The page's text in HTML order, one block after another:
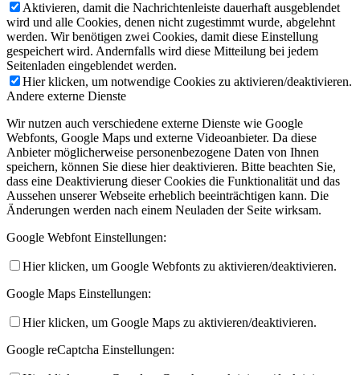
Aktivieren, damit die Nachrichtenleiste dauerhaft ausgeblendet
wird und alle Cookies, denen nicht zugestimmt wurde, abgelehnt
werden. Wir benötigen zwei Cookies, damit diese Einstellung
gespeichert wird. Andernfalls wird diese Mitteilung bei jedem
Seitenladen eingeblendet werden.
Hier klicken, um notwendige Cookies zu aktivieren/deaktivieren.
Andere externe Dienste
Wir nutzen auch verschiedene externe Dienste wie Google
Webfonts, Google Maps und externe Videoanbieter. Da diese
Anbieter möglicherweise personenbezogene Daten von Ihnen
speichern, können Sie diese hier deaktivieren. Bitte beachten Sie,
dass eine Deaktivierung dieser Cookies die Funktionalität und das
Aussehen unserer Webseite erheblich beeinträchtigen kann. Die
Änderungen werden nach einem Neuladen der Seite wirksam.
Google Webfont Einstellungen:
Hier klicken, um Google Webfonts zu aktivieren/deaktivieren.
Google Maps Einstellungen:
Hier klicken, um Google Maps zu aktivieren/deaktivieren.
Google reCaptcha Einstellungen: